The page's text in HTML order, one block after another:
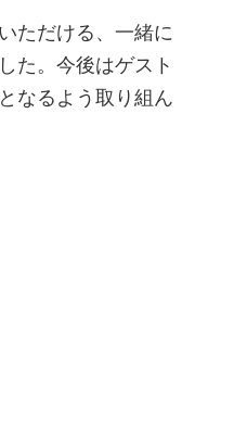
ただける、一緒に
た。今後はゲスト
なるよう取り組ん